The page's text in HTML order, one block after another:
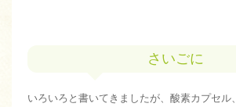
さいごに
いろいろと書いてきましたが、酸素カプセル